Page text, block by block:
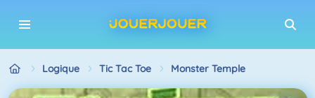
Logique Tic Tac Toe Monster Temple